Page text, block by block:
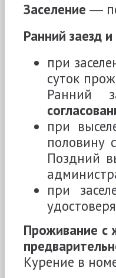
Заселение ―
Ранний заезд
при
суток
Ранний
при
половину
Поздний
при
Проживание с
Курение в